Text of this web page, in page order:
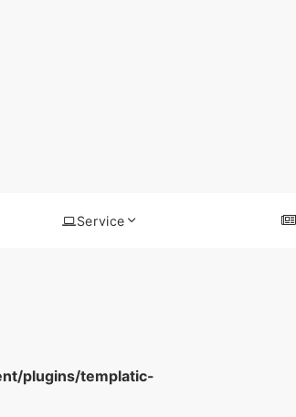
Service
plugins/templatic-